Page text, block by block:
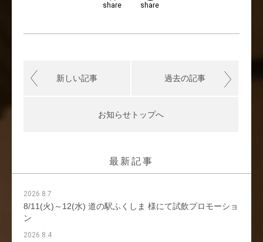
share share
新しい記事
お知らせトップへ
過去の記事
最新記事
2026.8.7
8/11(火)～12(水) 道の駅ふくしま 様にて試飲プロモーショ
ン
2026.8.4